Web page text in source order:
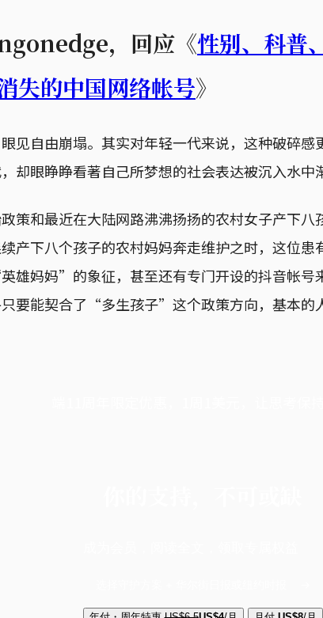
，回应《性别、科
失的中国网络帐号》
见自由崩塌。其实对年轻一代来说，这种破碎
却眼睁睁看著自己所梦想的社会表达被沉入水中
策和最近在大陆网路沸沸扬扬的农村女子产下八
产下八个孩子的农村妈妈奔走维护之时，这位患
雄妈妈”的象征，甚至还有专门开设的抖音帐号
要能契合了“多生孩子”这个政策方向，基本的